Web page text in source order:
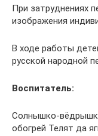
При затруднениях
изображения
В ходе работы
русской народной
Воспитатель:
Солнышко-
обогрей Телят да